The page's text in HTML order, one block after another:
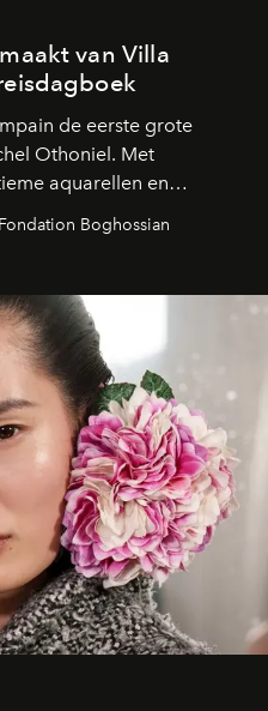
van Villa
de eerste grote
Othoniel. Met
aquarellen en
de Franse kunstenaar
werk de herinnering
Boghossian